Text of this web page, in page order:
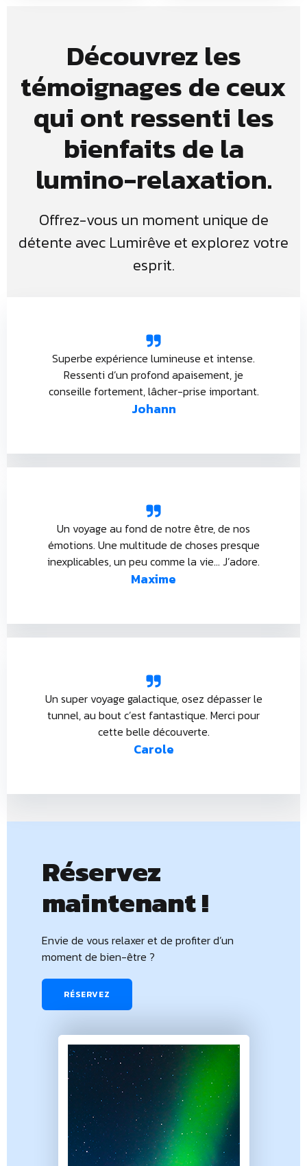
Découvrez les
témoignages de ceux
qui ont ressenti les
bienfaits de la
lumino-relaxation.
Offrez-vous un moment unique de
détente avec Lumirêve et explorez votre
esprit.
Superbe expérience lumineuse et intense.
Ressenti d’un profond apaisement, je
conseille fortement, lâcher-prise important.
Johann
Un voyage au fond de notre être, de nos
émotions. Une multitude de choses presque
inexplicables, un peu comme la vie… J’adore.
Maxime
Un super voyage galactique, osez dépasser le
tunnel, au bout c’est fantastique. Merci pour
cette belle découverte.
Carole
Réservez
maintenant !
Envie de vous relaxer et de profiter d’un
moment de bien-être ?
RÉSERVEZ